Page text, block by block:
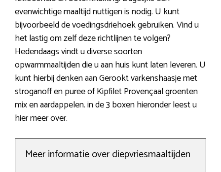
evenwichtige maaltijd nuttigen is nodig. U kunt
bijvoorbeeld de voedingsdriehoek gebruiken. Vind u
het lastig om zelf deze richtlijnen te volgen?
Hedendaags vindt u diverse soorten
opwarmmaaltijden die u aan huis kunt laten leveren. U
kunt hierbij denken aan Gerookt varkenshaasje met
stroganoff en puree of Kipfilet Provençaal groenten
mix en aardappelen. in de 3 boxen hieronder leest u
hier meer over.
Meer informatie over diepvriesmaaltijden